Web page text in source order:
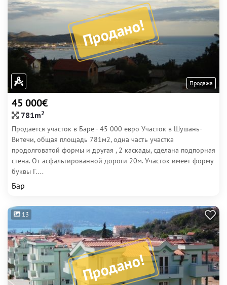
Продано!
Продажа
45 000€
781m2
Продается участок в Баре - 45 000 евро Участок в Шушань-
Витечи, общая площадь 781м2, одна часть участка
продолговатой формы и другая , 2 каскады, сделана подпорная
стена. От асфальтированной дороги 20м. Участок имеет форму
буквы Г....
Бар
Продано!
13